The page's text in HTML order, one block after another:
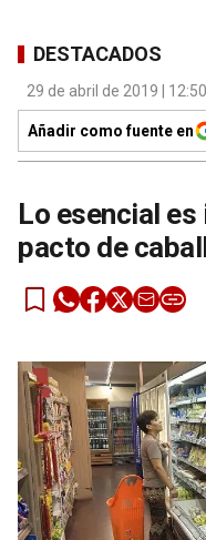
DESTACADOS
29 de abril de 2019 |
Añadir como fuente en
Lo esencial
pacto de